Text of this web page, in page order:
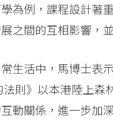
為例，課程設計著
之間的互相影響，
生活中，馬博士表
則》以本港陸上
動關係，進一步加